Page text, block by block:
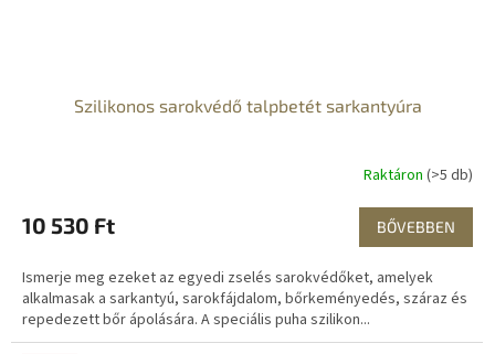
Szilikonos sarokvédő talpbetét sarkantyúra
Raktáron (>5 db)
10 530 Ft BŐVEBBEN
Ismerje meg ezeket az egyedi zselés sarokvédőket, amelyek
alkalmasak a sarkantyú, sarokfájdalom, bőrkeményedés, száraz és
repedezett bőr ápolására. A speciális puha szilikon...